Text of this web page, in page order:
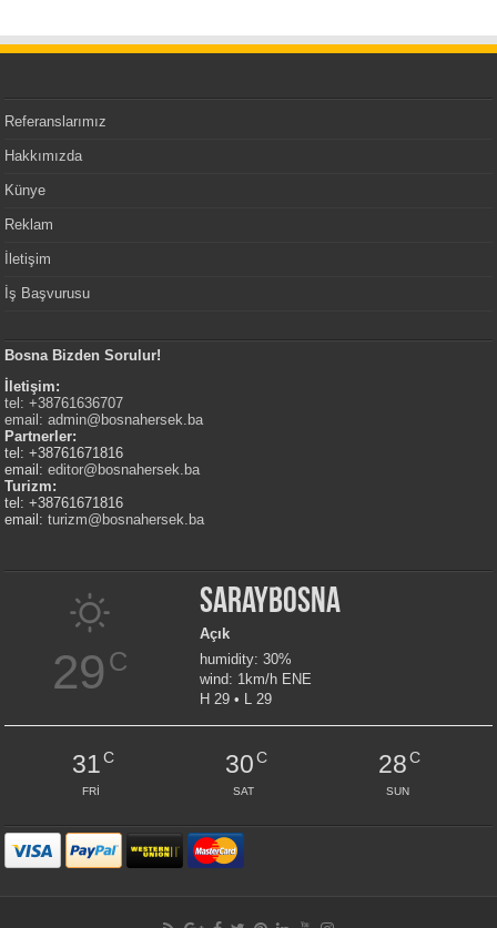
Referanslarımız
Hakkımızda
Künye
Reklam
İletişim
İş Başvurusu
Bosna Bizden Sorulur!
İletişim:
tel: +38761636707
email:admin@bosnahersek.ba
Partnerler:
tel: +38761671816
email:editor@bosnahersek.ba
Turizm:
tel: +38761671816
email:turizm@bosnahersek.ba
29 C
Saraybosna
Açık
humidity: 30%
wind: 1km/h ENE
H 29 • L 29
31C
FRI
30C
SAT
28C
SUN